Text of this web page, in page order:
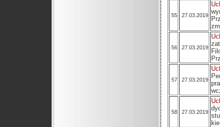
55 27.03.2019
56 27.03.2019
57 27.03.2019
58 27.03.2019